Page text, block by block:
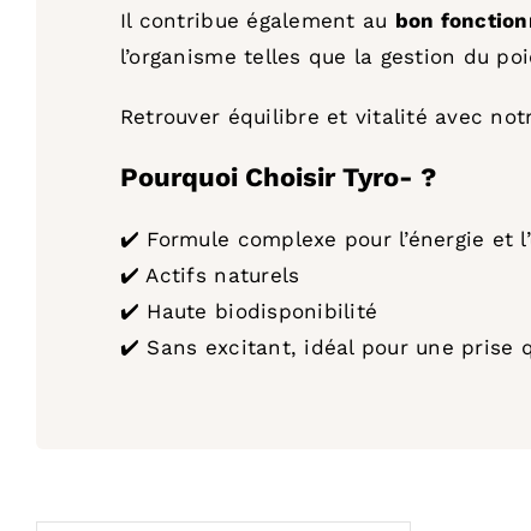
Il contribue également au bon
l’organisme telles que la gestion du
Retrouver équilibre et vitalité avec
Pourquoi Choisir Tyro- ?
✔️ Formule complexe pour l’énergie et
✔️ Actifs naturels
✔️ Haute biodisponibilité
✔️ Sans excitant, idéal pour une prise